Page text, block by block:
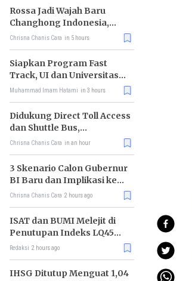
Rossa Jadi Wajah Baru
Changhong Indonesia,
Garansi Produk Kini
Chrisna Chanis Cara in 5 hours
Siapkan Program Fast
Track, UI dan Universitas
Agung Podomoro Jalin
Muhammad Imam Hatami in 3 hours
Didukung Direct Toll Access
dan Shuttle Bus,
Paramount Petals Kian
Chrisna Chanis Cara in an hour
3 Skenario Calon Gubernur
BI Baru dan Implikasi ke
Pasar
Chrisna Chanis Cara 2 hours ago
ISAT dan BUMI Melejit di
Penutupan Indeks LQ45
Hari Ini
Redaksi 2 hours ago
IHSG Ditutup Menguat 1,04